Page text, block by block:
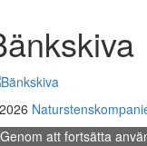
Genom att fortsätta